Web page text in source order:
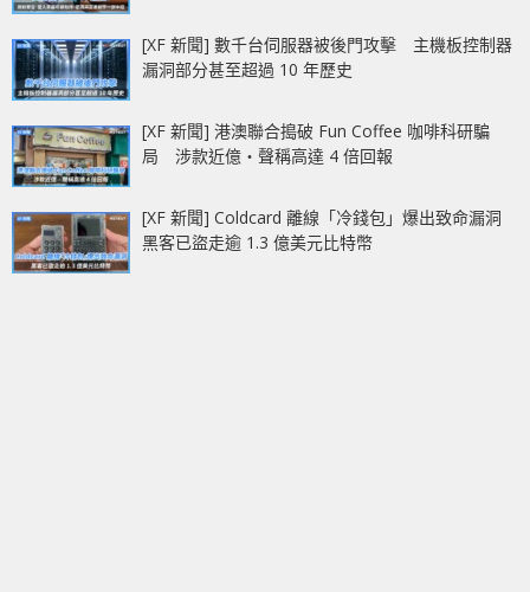
[XF 新聞] 數千台伺服器被後門攻擊 主機板控制器
漏洞部分甚至超過 10 年歷史
[XF 新聞] 港澳聯合搗破 Fun Coffee 咖啡科研騙
局 涉款近億‧聲稱高達 4 倍回報
[XF 新聞] Coldcard 離線「冷錢包」爆出致命漏洞
黑客已盜走逾 1.3 億美元比特幣